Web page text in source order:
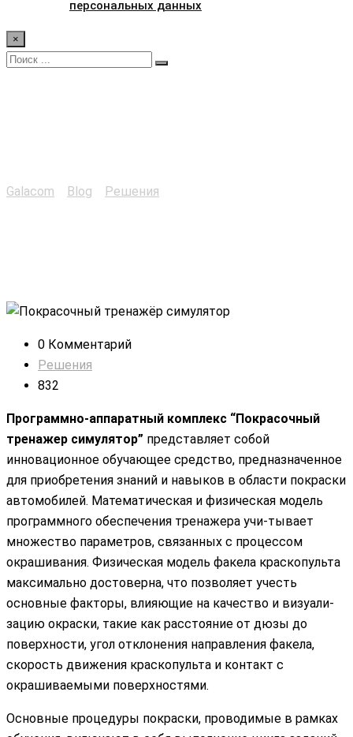
персональных данных
×
Galacom Blog Решения
0 Комментарий
Решения
832
Программно-аппаратный комплекс “Покрасочный
тренажер симулятор” представляет собой
инновационное обучающее средство, предназначенное
для приобретения знаний и навыков в области покраски
автомобилей. Математическая и физическая модель
программного обеспечения тренажера учи-тывает
множество параметров, связанных с процессом
окрашивания. Физическая модель факела краскопульта
максимально достоверна, что позволяет учесть
основные факторы, влияющие на качество и визуали-
зацию окраски, такие как расстояние от дюзы до
поверхности, угол отклонения направления факела,
скорость движения краскопульта и контакт с
окрашиваемыми поверхностями.
Основные процедуры покраски, проводимые в рамках